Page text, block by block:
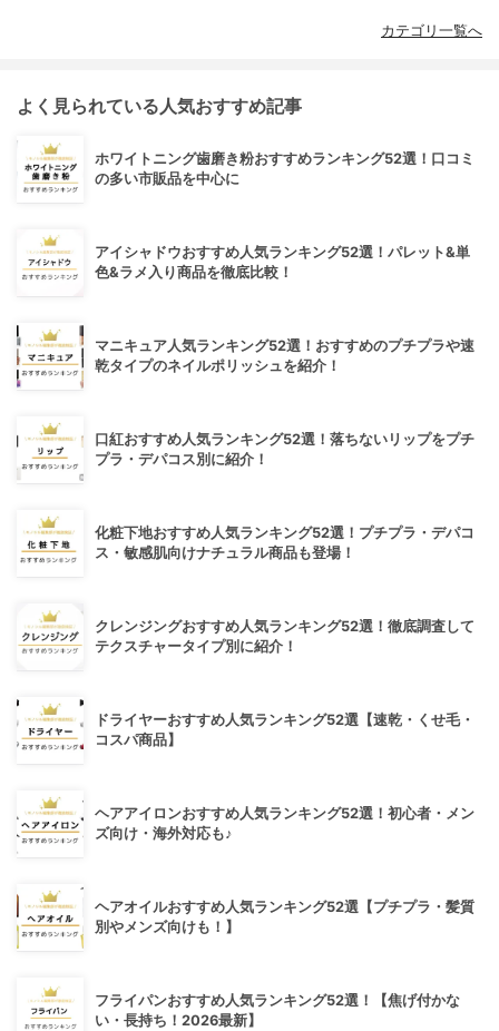
カテゴリ一覧へ
よく見られている人気おすすめ記事
ホワイトニング歯磨き粉おすすめランキング52選！口コミ
の多い市販品を中心に
アイシャドウおすすめ人気ランキング52選！パレット&単
色&ラメ入り商品を徹底比較！
マニキュア人気ランキング52選！おすすめのプチプラや速
乾タイプのネイルポリッシュを紹介！
口紅おすすめ人気ランキング52選！落ちないリップをプチ
プラ・デパコス別に紹介！
化粧下地おすすめ人気ランキング52選！プチプラ・デパコ
ス・敏感肌向けナチュラル商品も登場！
クレンジングおすすめ人気ランキング52選！徹底調査して
テクスチャータイプ別に紹介！
ドライヤーおすすめ人気ランキング52選【速乾・くせ毛・
コスパ商品】
ヘアアイロンおすすめ人気ランキング52選！初心者・メン
ズ向け・海外対応も♪
ヘアオイルおすすめ人気ランキング52選【プチプラ・髪質
別やメンズ向けも！】
フライパンおすすめ人気ランキング52選！【焦げ付かな
い・長持ち！2026最新】